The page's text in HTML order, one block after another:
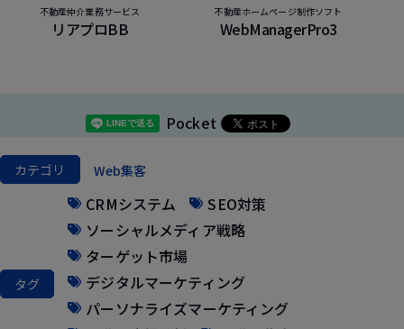
不動産仲介業務サービス
リアプロBB
不動産ホームページ制作ソフト
WebManagerPro3
Pocket
カテゴリ Web集客
タグ
CRMシステム
SEO対策
ソーシャルメディア戦略
ターゲット市場
デジタルマーケティング
パーソナライズマーケティング